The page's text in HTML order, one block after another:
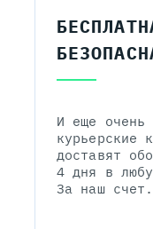
И еще очень
курьерские
доставят
4 дня в
За наш счет.